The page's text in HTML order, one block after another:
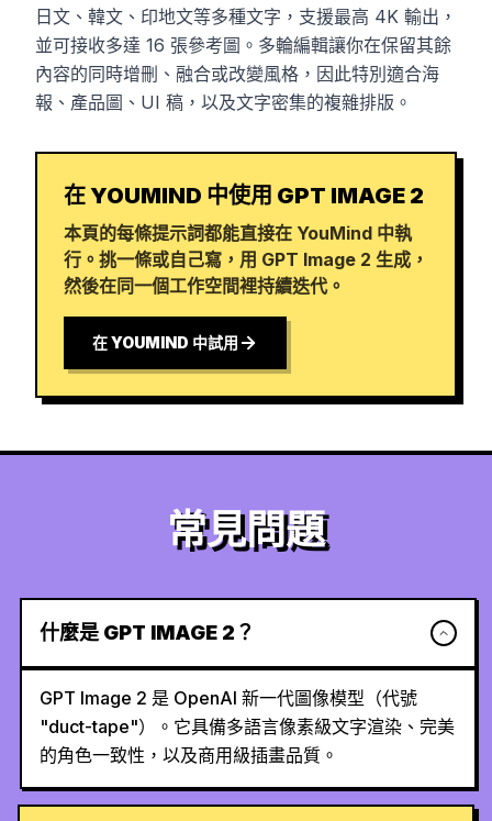
日文、韓文、印地文等多種文字，支援最高 4K 輸出，
並可接收多達 16 張參考圖。多輪編輯讓你在保留其餘
內容的同時增刪、融合或改變風格，因此特別適合海
報、產品圖、UI 稿，以及文字密集的複雜排版。
在 YOUMIND 中使用 GPT IMAGE 2
本頁的每條提示詞都能直接在 YouMind 中執
行。挑一條或自己寫，用 GPT Image 2 生成，
然後在同一個工作空間裡持續迭代。
在 YOUMIND 中試用
常見問題
什麼是 GPT IMAGE 2？
GPT Image 2 是 OpenAI 新一代圖像模型（代號
"duct-tape"）。它具備多語言像素級文字渲染、完美
的角色一致性，以及商用級插畫品質。